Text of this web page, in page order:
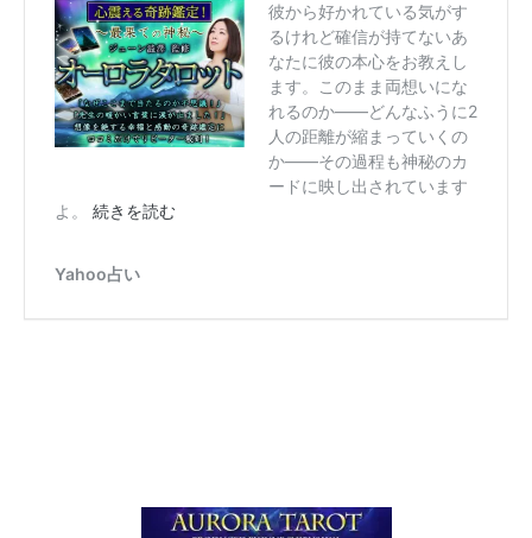
彼から好かれている気がす
るけれど確信が持てないあ
なたに彼の本心をお教えし
ます。このまま両想いにな
れるのか――どんなふうに2
人の距離が縮まっていくの
か――その過程も神秘のカ
ードに映し出されています
よ。 続きを読む
Yahoo占い